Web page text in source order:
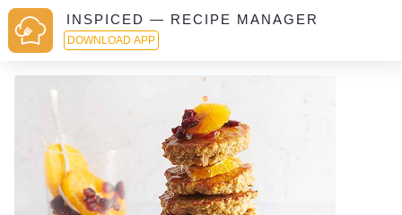
INSPICED — RECIPE MANAGER
DOWNLOAD APP